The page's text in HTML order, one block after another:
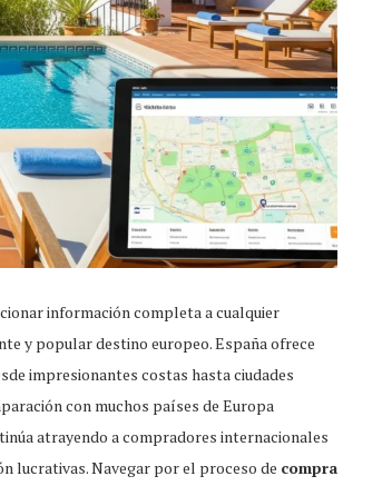
información completa a cualquier
y popular destino europeo. España ofrece
impresionantes costas hasta ciudades
con muchos países de Europa
atrayendo a compradores internacionales
lucrativas. Navegar por el proceso de compra